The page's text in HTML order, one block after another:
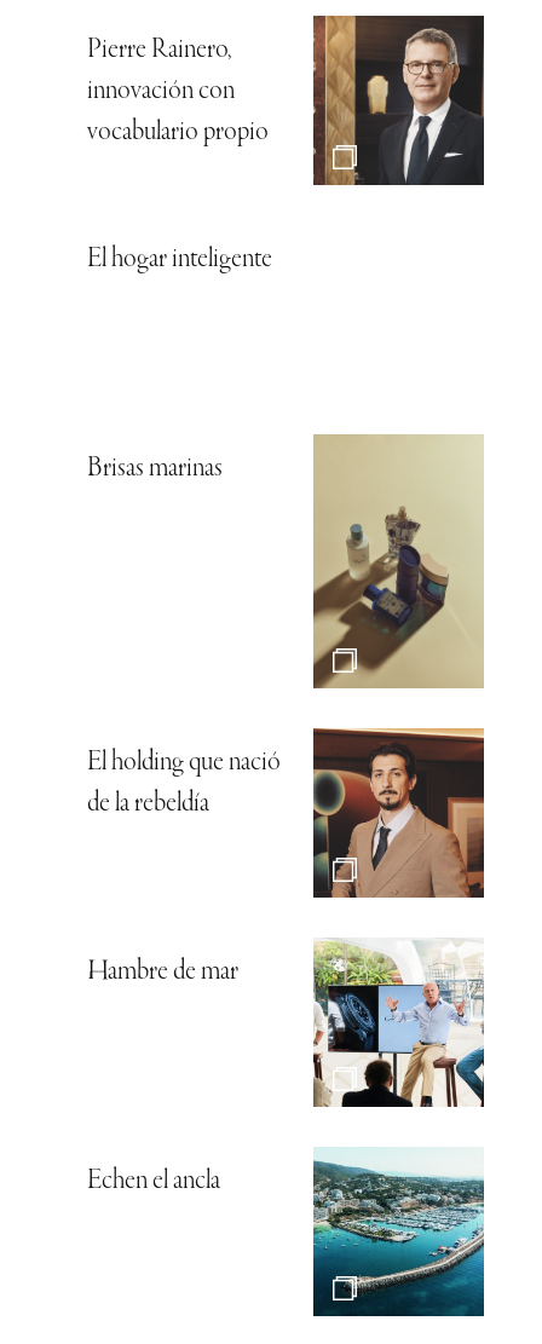
Pierre Rainero,
innovación con
vocabulario propio
El hogar inteligente
Brisas marinas
El holding que nació
de la rebeldía
Hambre de mar
Echen el ancla